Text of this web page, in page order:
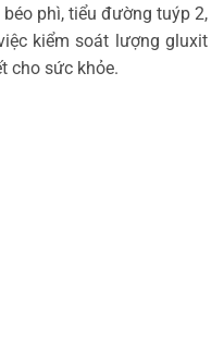
phì, tiểu đường tuýp 2,
kiểm soát lượng gluxit
cho sức khỏe.